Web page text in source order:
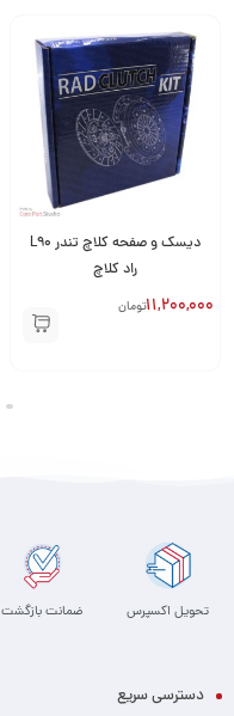
دیسک و صفحه کلاچ تندر L90
راد کلاچ
11,200,000تومان
تحویل اکسپرس ضمانت بازگشت
دسترسی سریع